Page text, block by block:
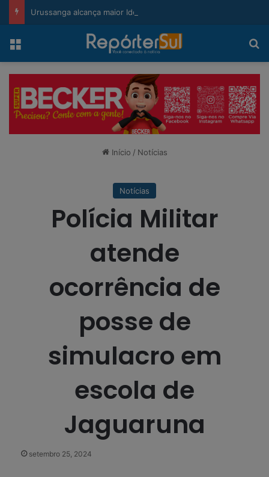
Menu
Início / Notícias
Notícias
Polícia Militar
atende
ocorrência de
posse de
simulacro em
escola de
Jaguaruna
setembro 25, 2024